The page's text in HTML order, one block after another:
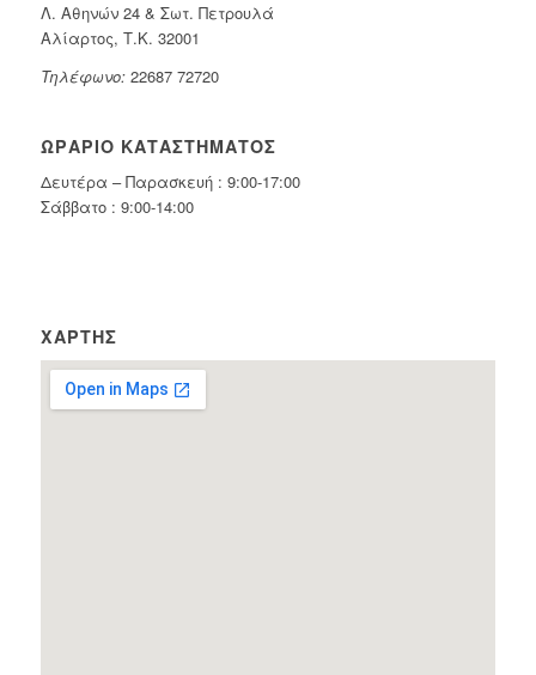
Λ. Αθηνών 24 & Σωτ. Πετρουλά
Αλίαρτος, Τ.Κ. 32001
Τηλέφωνο:22687 72720
ΩΡΆΡΙΟ ΚΑΤΑΣΤΉΜΑΤΟΣ
Δευτέρα – Παρασκευή : 9:00-17:00
Σάββατο : 9:00-14:00
ΧΆΡΤΗΣ